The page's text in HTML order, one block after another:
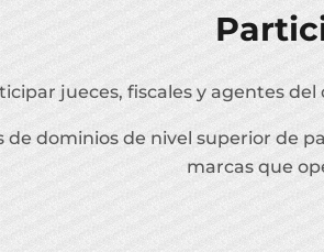
jueces, fiscales y agentes
dominios de nivel superior de
marcas que